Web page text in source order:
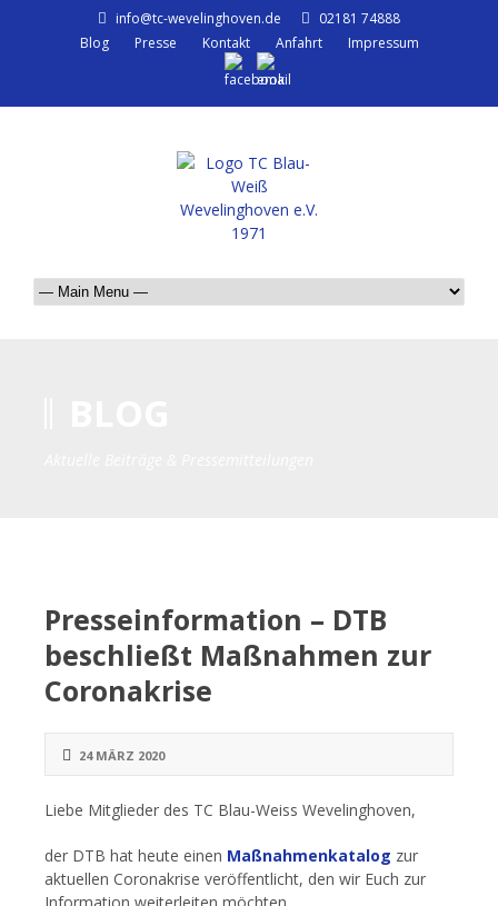
info@tc-wevelinghoven.de
02181 74888
Blog
Presse Kontakt Anfahrt Impressum
Presseinformation – DTB
beschließt Maßnahmen zur
Coronakrise
24 MÄRZ 2020
Liebe Mitglieder des TC Blau-Weiss Wevelinghoven,
der DTB hat heute einen Maßnahmenkatalog zur
aktuellen Coronakrise veröffentlicht, den wir Euch zur